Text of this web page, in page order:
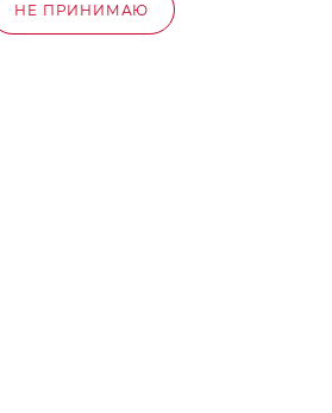
В КОРЗИНУ
Варшавское ш, вл. 248,
НЕ ПРИНИМАЮ